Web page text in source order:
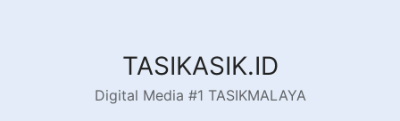
TASIKASIK.ID
Digital Media #1 TASIKMALAYA